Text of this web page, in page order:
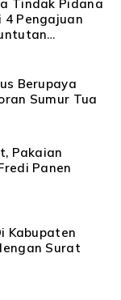
Tindak Pidana
4 Pengajuan
Justice
Berupaya
Sumur Tua
Pakaian
Surat